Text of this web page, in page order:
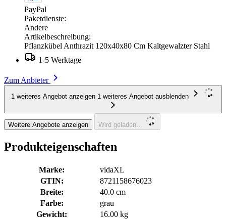
PayPal
Paketdienste:
Andere
Artikelbeschreibung:
Pflanzkübel Anthrazit 120x40x80 Cm Kaltgewalzter Stahl
1-5 Werktage
Zum Anbieter
1 weiteres Angebot anzeigen 1 weiteres Angebot ausblenden
Weitere Angebote anzeigen Wird geladen...
Produkteigenschaften
Marke:
vidaXL
GTIN:
8721158676023
Breite:
40.0 cm
Farbe:
grau
Gewicht:
16.00 kg